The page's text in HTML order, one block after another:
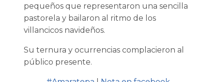
pequeños que representaron una sencilla
pastorela y bailaron al ritmo de los
villancicos navideños.
Su ternura y ocurrencias complacieron al
público presente.